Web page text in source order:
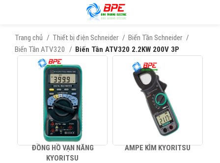
Trang chủ Thiết bị điện Schneider
Biến Tần Schneider
Biến Tần ATV320
Biến Tần ATV320 2.2KW 200V 3P
ĐỒNG HỒ VẠN NĂNG
KYORITSU
AMPE KÌM KYORITSU